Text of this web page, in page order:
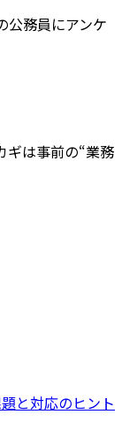
務員にアンケ
ギは事前の“業務